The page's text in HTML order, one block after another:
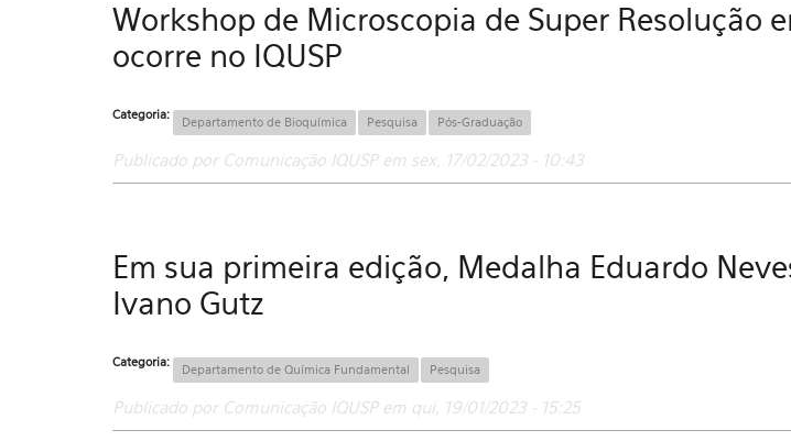
Workshop de Microscopia de Super Resolução
ocorre no IQUSP
Categoria: Departamento de Bioquímica Pesquisa Pós-Graduação
Publicado por Comunicação IQUSP em sex, 17/02/2023 - 10:43
Em sua primeira edição, Medalha Eduardo
Ivano Gutz
Categoria: Departamento de Química Fundamental Pesquisa
Publicado por Comunicação IQUSP em qui, 19/01/2023 - 15:25